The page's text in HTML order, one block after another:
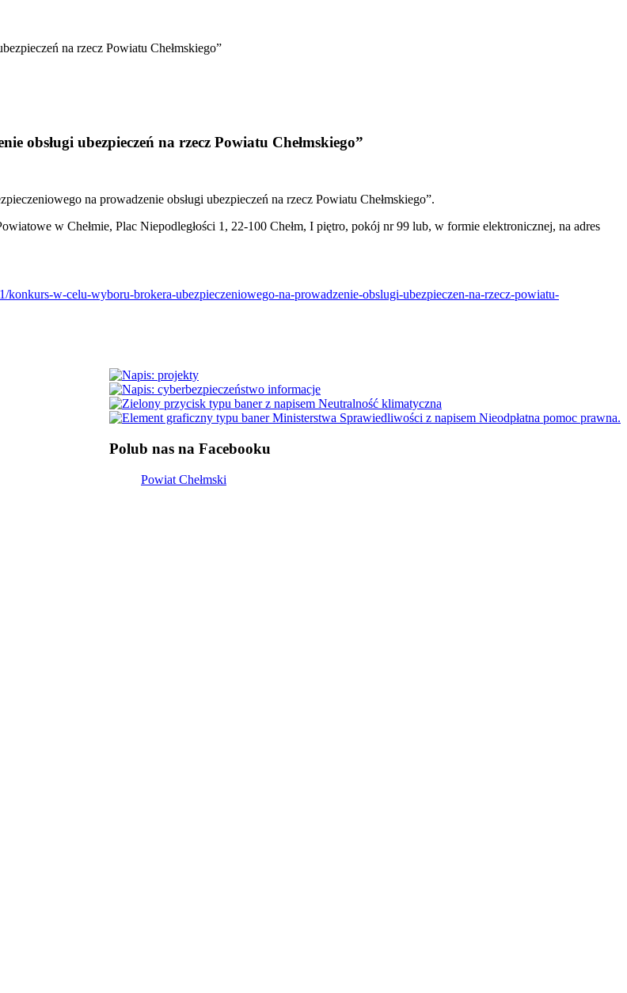
na rzecz Powiatu Chełmskiego”
obsługi ubezpieczeń na rzecz Powiatu Chełmskiego”
na prowadzenie obsługi ubezpieczeń na rzecz Powiatu Chełmskiego”.
w Chełmie, Plac Niepodległości 1, 22-100 Chełm, I piętro, pokój nr 99 lub, w formie elektronicznej, na adres
konkurs-w-celu-wyboru-brokera-ubezpieczeniowego-na-prowadzenie-obslugi-ubezpieczen-na-rzecz-powiatu-
Polub nas na Facebooku
Powiat Chełmski